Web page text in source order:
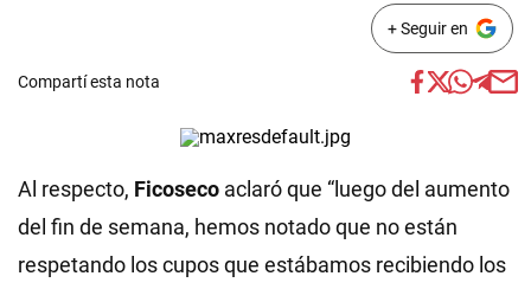
+ Seguir en
Compartí esta nota
Al respecto, Ficoseco aclaró que “luego del aumento
del fin de semana, hemos notado que no están
respetando los cupos que estábamos recibiendo los